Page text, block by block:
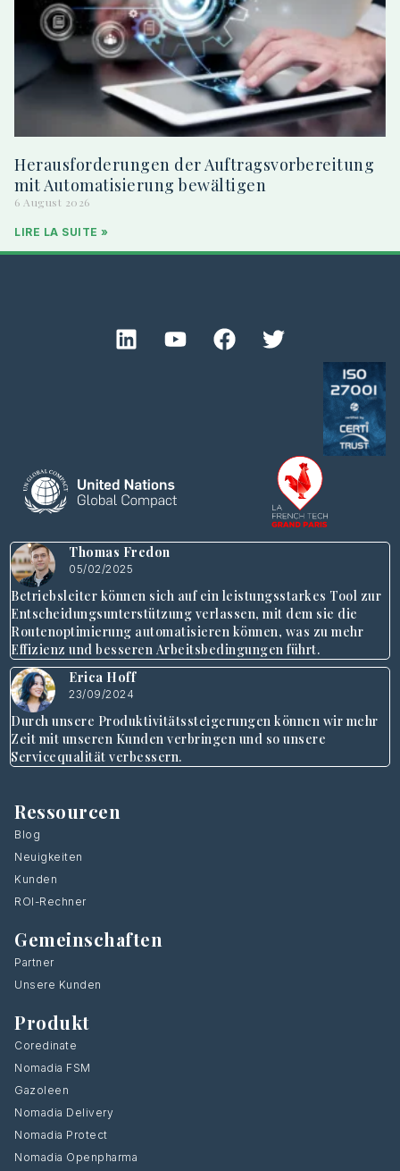
Herausforderungen der Auftragsvorbereitung
mit Automatisierung bewältigen
6 August 2026
LIRE LA SUITE »
Thomas Fredon
05/02/2025
Betriebsleiter können sich auf ein leistungsstarkes Tool zur
Entscheidungsunterstützung verlassen, mit dem sie die
Routenoptimierung automatisieren können, was zu mehr
Effizienz und besseren Arbeitsbedingungen führt.
Erica Hoff
23/09/2024
Durch unsere Produktivitätssteigerungen können wir mehr
Zeit mit unseren Kunden verbringen und so unsere
Servicequalität verbessern.
Ressourcen
Blog
Neuigkeiten
Kunden
ROI-Rechner
Gemeinschaften
Partner
Unsere Kunden
Produkt
Coredinate
Nomadia FSM
Gazoleen
Nomadia Delivery
Nomadia Protect
Nomadia Openpharma